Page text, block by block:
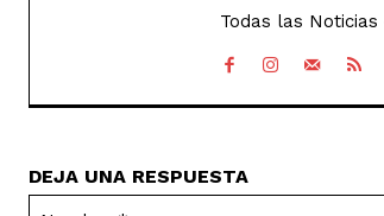
Todas las
DEJA UNA RESPUESTA